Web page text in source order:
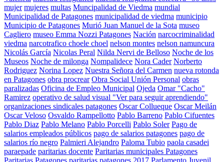
mujer mujeres multas Muncipalidad de Viedma mundial
Municipalidad de Patagones municipalidad de viedma municipio
Municipio de Patagones Murió Juan Manuel de la Sota museo
Cagliero museo Emma Nozzi Patagones Nación narcocriminalidad
viedma narcotrafico choele choel nelson montes nelson namuncura
Nicolás García Nicolas Peral Nilda Nervi de Belloso Noche de los
Museos Noche de milonga Nompalidece Nora Cader Norberto
Rodriguez Norina Lopez Nuestra Señora del Carmen nueva rotonda
en Patagones obra procrear Obra Social Unión Personal obras
paralizadas Oficina de Empleo Municipal Ojeda Omar "Cacho"
Ramirez operativo de salud visual "Ver para seguir aprendiendo"
organizaciones sindicales patagones Oscar Collueque Oscar Meilán
Oscar Veloso Osvaldo Rampellotto Pablo Barreno Pablo Cifuentes
Pablo Diaz Pablo Melano Pablo Porcelli Pablo Soler Pago de
salarios empleados públicos pago de salarios patagones pago de
salarios río negro Palmieri Alejandro Paloma Tubio paola casadei
paraepade paritarias docente Paritarias municipales Patagones
Paritarias Patagones paritarias patagones 2017 Parlamento Juvenil